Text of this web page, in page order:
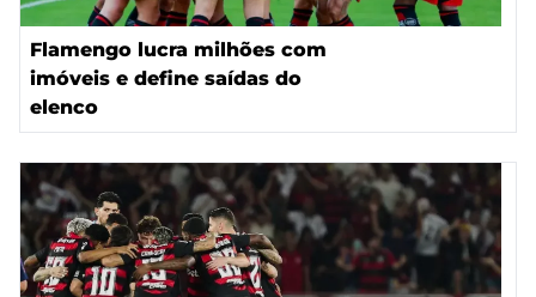
Flamengo lucra milhões com
imóveis e define saídas do
elenco